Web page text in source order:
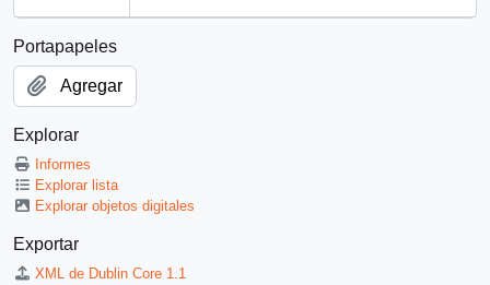
Portapapeles
Agregar
Explorar
Informes
Explorar lista
Explorar objetos digitales
Exportar
XML de Dublin Core 1.1